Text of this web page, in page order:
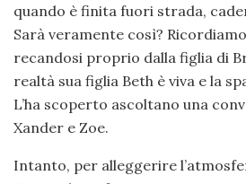
quando è finita fuori strada,
Sarà veramente così?
recandosi proprio dalla figlia di
realtà sua figlia Beth è viva e la
L’ha scoperto ascoltano una
Xander e Zoe.
Intanto, per alleggerire